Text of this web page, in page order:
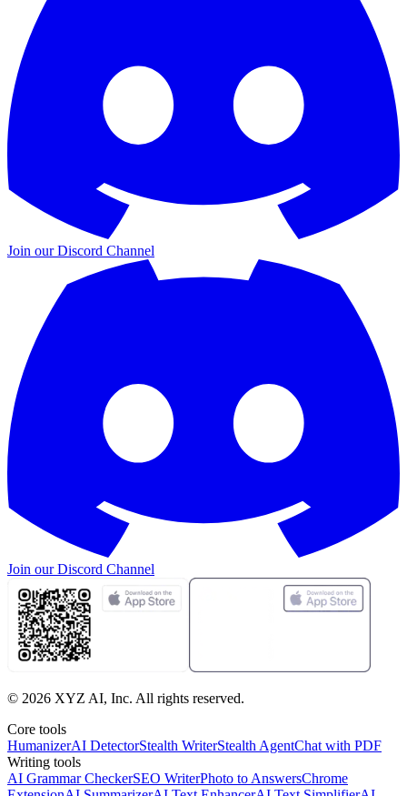
Join our Discord Channel
Join our Discord Channel
© 2026 XYZ AI, Inc. All rights reserved.
Core tools
HumanizerAI DetectorStealth WriterStealth AgentChat with PDF
Writing tools
AI Grammar CheckerSEO WriterPhoto to AnswersChrome